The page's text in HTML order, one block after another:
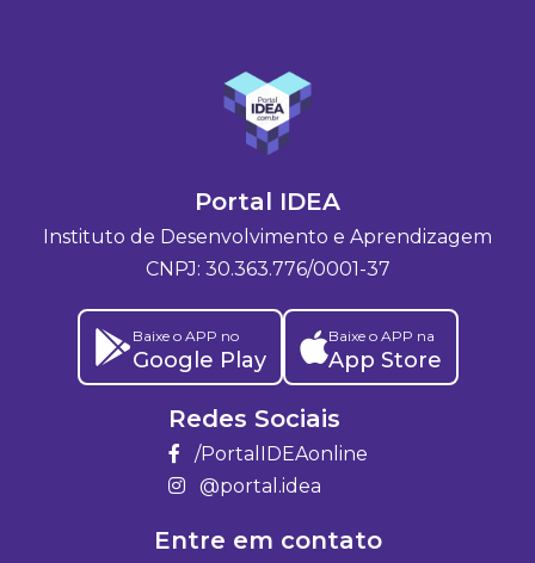
Portal IDEA
Instituto de Desenvolvimento e Aprendizagem
CNPJ: 30.363.776/0001-37
Baixe o APP no
Google Play
Baixe o APP na
App Store
Redes Sociais
/PortalIDEAonline
@portal.idea
Entre em contato